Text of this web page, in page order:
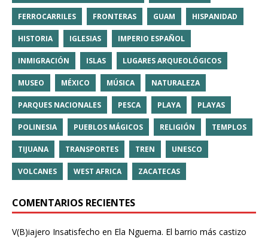
FERROCARRILES FRONTERAS GUAM HISPANIDAD
HISTORIA IGLESIAS IMPERIO ESPAÑOL
INMIGRACIÓN ISLAS LUGARES ARQUEOLÓGICOS
MUSEO MÉXICO MÚSICA NATURALEZA
PARQUES NACIONALES PESCA PLAYA PLAYAS
POLINESIA PUEBLOS MÁGICOS RELIGIÓN TEMPLOS
TIJUANA TRANSPORTES TREN UNESCO
VOLCANES WEST AFRICA ZACATECAS
COMENTARIOS RECIENTES
V(B)iajero Insatisfecho en Ela Nguema. El barrio más castizo